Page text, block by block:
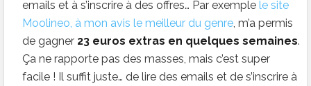
emails et à s’inscrire à des offres… Par exemple le site
Moolineo, à mon avis le meilleur du genre , m’a permis
de gagner 23 euros extras en quelques semaines.
Ça ne rapporte pas des masses, mais c’est super
facile ! Il suffit juste… de lire des emails et de s’inscrire à